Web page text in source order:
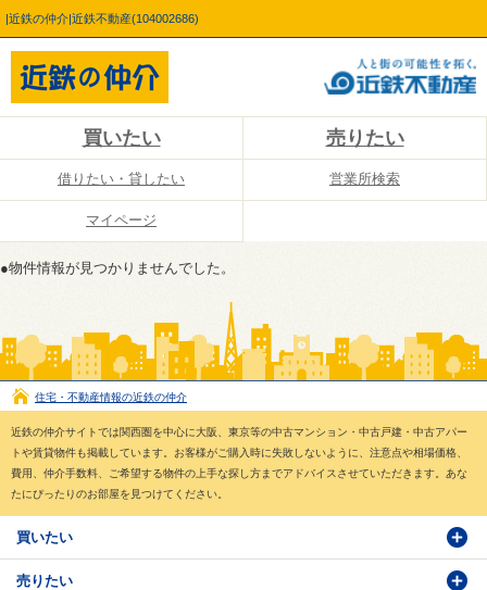
|近鉄の仲介|近鉄不動産(104002686)
買いたい 売りたい
借りたい・貸したい 営業所検索
マイページ
●物件情報が見つかりませんでした。
住宅・不動産情報の近鉄の仲介
近鉄の仲介サイトでは関西圏を中心に大阪、東京等の中古マンション・中古戸建・中古アパー
トや賃貸物件も掲載しています。お客様がご購入時に失敗しないように、注意点や相場価格、
費用、仲介手数料、ご希望する物件の上手な探し方までアドバイスさせていただきます。あな
たにぴったりのお部屋を見つけてください。
買いたい
物件検索
売りたい